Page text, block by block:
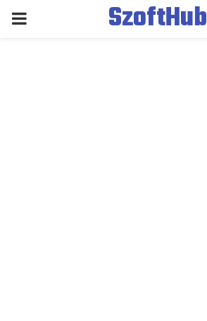
PRIMARY
SzoftHub